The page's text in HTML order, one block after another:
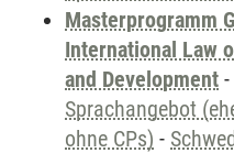
Masterprogramm
International Law
and Development -
Sprachangebot
ohne CPs) -